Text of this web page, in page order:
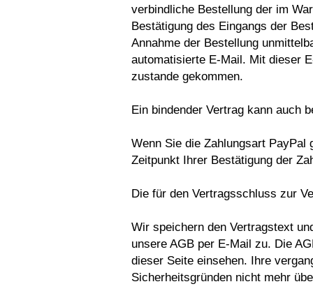
verbindliche Bestellung der im
Bestätigung des Eingangs der
Annahme der Bestellung
automatisierte E-Mail. Mit dieser
zustande gekommen.
Ein bindender Vertrag kann auch
Wenn Sie die Zahlungsart PayPal
Zeitpunkt Ihrer Bestätigung der
Die für den Vertragsschluss zur
Wir speichern den Vertragstext
unsere AGB per E-Mail zu. Die
dieser Seite einsehen. Ihre
Sicherheitsgründen nicht mehr